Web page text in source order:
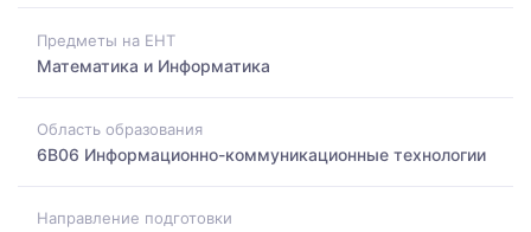
Предметы на ЕНТ
Математика и Информатика
Область образования
6B06 Информационно-коммуникационные технологии
Направление подготовки